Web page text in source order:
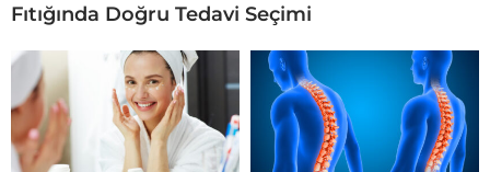
Fıtığında Doğru Tedavi Seçimi